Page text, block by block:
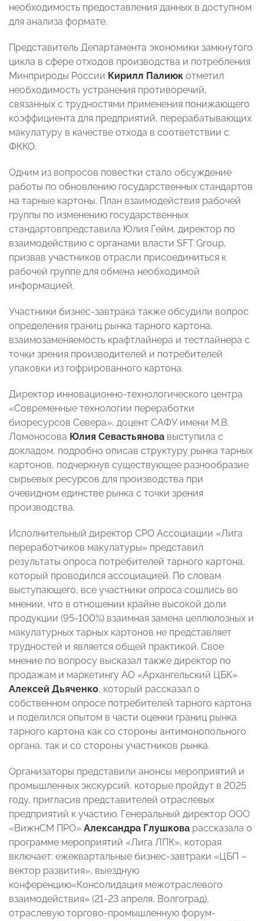
необходимость предоставления данных в доступном
для анализа формате.
Представитель Департамента экономики замкнутого
цикла в сфере отходов производства и потребления
Минприроды России Кирилл Палиюк отметил
необходимость устранения противоречий,
связанных с трудностями применения понижающего
коэффициента для предприятий, перерабатывающих
макулатуру в качестве отхода в соответствии с
ФККО.
Одним из вопросов повестки стало обсуждение
работы по обновлению государственных стандартов
на тарные картоны. План взаимодействия рабочей
группы по изменению государственных
стандартовпредставила Юлия Гейм, директор по
взаимодействию с органами власти SFT Group,
призвав участников отрасли присоединиться к
рабочей группе для обмена необходимой
информацией.
Участники бизнес-завтрака также обсудили вопрос
определения границ рынка тарного картона,
взаимозаменяемость крафтлайнера и тестлайнера с
точки зрения производителей и потребителей
упаковки из гофрированного картона.
Директор инновационно-технологического центра
«Современные технологии переработки
биоресурсов Севера», доцент САФУ имени М.В.
Ломоносова Юлия Севастьянова выступила с
докладом, подробно описав структуру рынка тарных
картонов, подчеркнув существующее разнообразие
сырьевых ресурсов для производства при
очевидном единстве рынка с точки зрения
производства.
Исполнительный директор СРО Ассоциации «Лига
переработчиков макулатуры» представил
результаты опроса потребителей тарного картона,
который проводился ассоциацией. По словам
выступающего, все участники опроса сошлись во
мнении, что в отношении крайне высокой доли
продукции (95-100%) взаимная замена целлюлозных и
макулатурных тарных картонов не представляет
трудностей и является общей практикой. Свое
мнение по вопросу высказал также директор по
продажам и маркетингу АО «Архангельский ЦБК»
Алексей Дьяченко, который рассказал о
собственном опросе потребителей тарного картона
и поделился опытом в части оценки границ рынка
тарного картона как со стороны антимонопольного
органа, так и со стороны участников рынка.
Организаторы представили анонсы мероприятий и
промышленных экскурсий, которые пройдут в 2025
году, пригласив представителей отраслевых
предприятий к участию. Генеральный директор ООО
«ВижнСМ ПРО» Александра Глушкова рассказала о
программе мероприятий «Лига ЛПК», которая
включает: ежеквартальные бизнес-завтраки «ЦБП –
вектор развития», выездную
конференцию«Консолидация межотраслевого
взаимодействия» (21-23 апреля, Волгоград),
отраслевую торгово-промышленную форум-